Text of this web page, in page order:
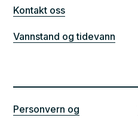
Kontakt oss
Vannstand og tidevann
Personvern og